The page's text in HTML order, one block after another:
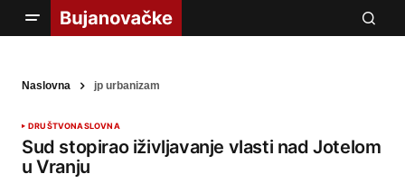
Naslovna jp urbanizam
DRUŠTVONASLOVNA
Sud stopirao iživljavanje vlasti nad Jotelom
u Vranju